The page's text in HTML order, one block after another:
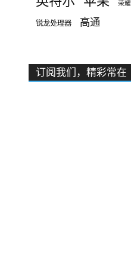
荣耀
锐龙处理器 高通
订阅我们，精彩常在